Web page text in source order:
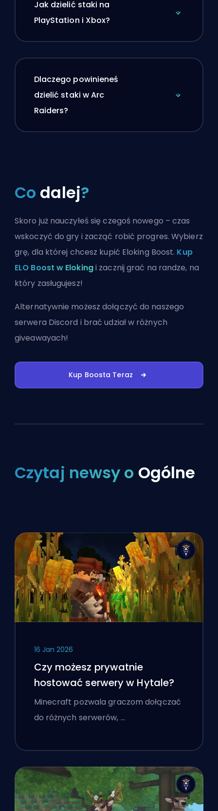
Jak dzielić staki na
PlayStation i Xbox?
Dlaczego powinieneś
dzielić staki w Arc
Raiders?
Co dalej?
Skoro już nauczyłeś się czegoś nowego – czas
wskoczyć do gry i zacząć robić progres. Wybierz
grę, dla której chcesz kupić Eloking Boost. Kup
ELO Boost w Elokingi zacznij grać na randze, na
który zasługujesz!
Alternatywnie możeszdołączyć do naszego
serwera Discord i brać udział w różnych
giveawayach!
Kup Boosta Teraz
Czytaj newsy o Ogólne
16 Jan 2026
Czy możesz prywatnie
hostować serwery w Hytale?
Minecraft pozwala graczom dołączać
do różnych serwerów, …